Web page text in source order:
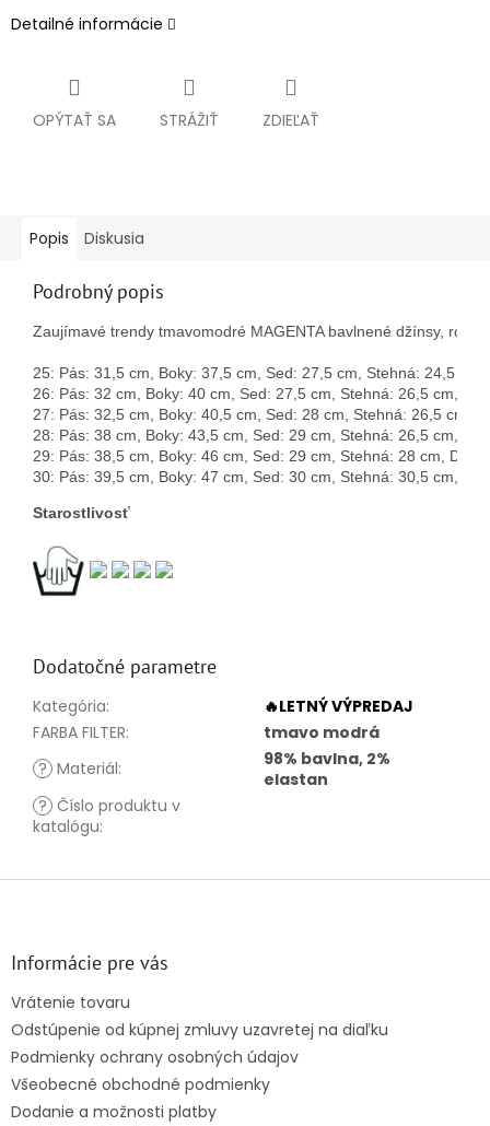
Detailné informácie
OPÝTAŤ SA STRÁŽIŤ ZDIEĽAŤ
Popis Diskusia
Podrobný popis
Zaujímavé trendy tmavomodré MAGENTA bavlnené džínsy,
25: Pás: 31,5 cm, Boky: 37,5 cm, Sed: 27,5 cm, Stehná: 24,5 cm,
26: Pás: 32 cm, Boky: 40 cm, Sed: 27,5 cm, Stehná: 26,5 cm,
27: Pás: 32,5 cm, Boky: 40,5 cm, Sed: 28 cm, Stehná: 26,5 cm,
28: Pás: 38 cm, Boky: 43,5 cm, Sed: 29 cm, Stehná: 26,5 cm,
29: Pás: 38,5 cm, Boky: 46 cm, Sed: 29 cm, Stehná: 28 cm,
30: Pás: 39,5 cm, Boky: 47 cm, Sed: 30 cm, Stehná: 30,5 cm,
Starostlivosť
Dodatočné parametre
Kategória:
🔥LETNÝ VÝPREDAJ
FARBA FILTER:
tmavo modrá
? Materiál:
98% bavlna, 2%
elastan
? Číslo produktu v
katalógu:
Z
Informácie pre vás
Vrátenie tovaru
Odstúpenie od kúpnej zmluvy uzavretej na diaľku
Podmienky ochrany osobných údajov
Všeobecné obchodné podmienky
Dodanie a možnosti platby